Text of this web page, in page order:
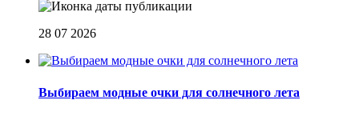
28 07 2026
Выбираем модные очки для солнечного лета